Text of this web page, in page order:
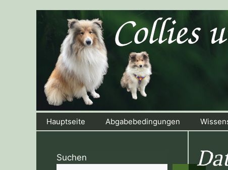
Hauptseite Abgabebedingungen
Suchen